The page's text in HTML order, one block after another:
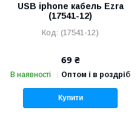
USB iphone кабель Ezra
(17541-12)
(17541-12)
69 ₴
В наявності Оптом і в роздріб
Купити